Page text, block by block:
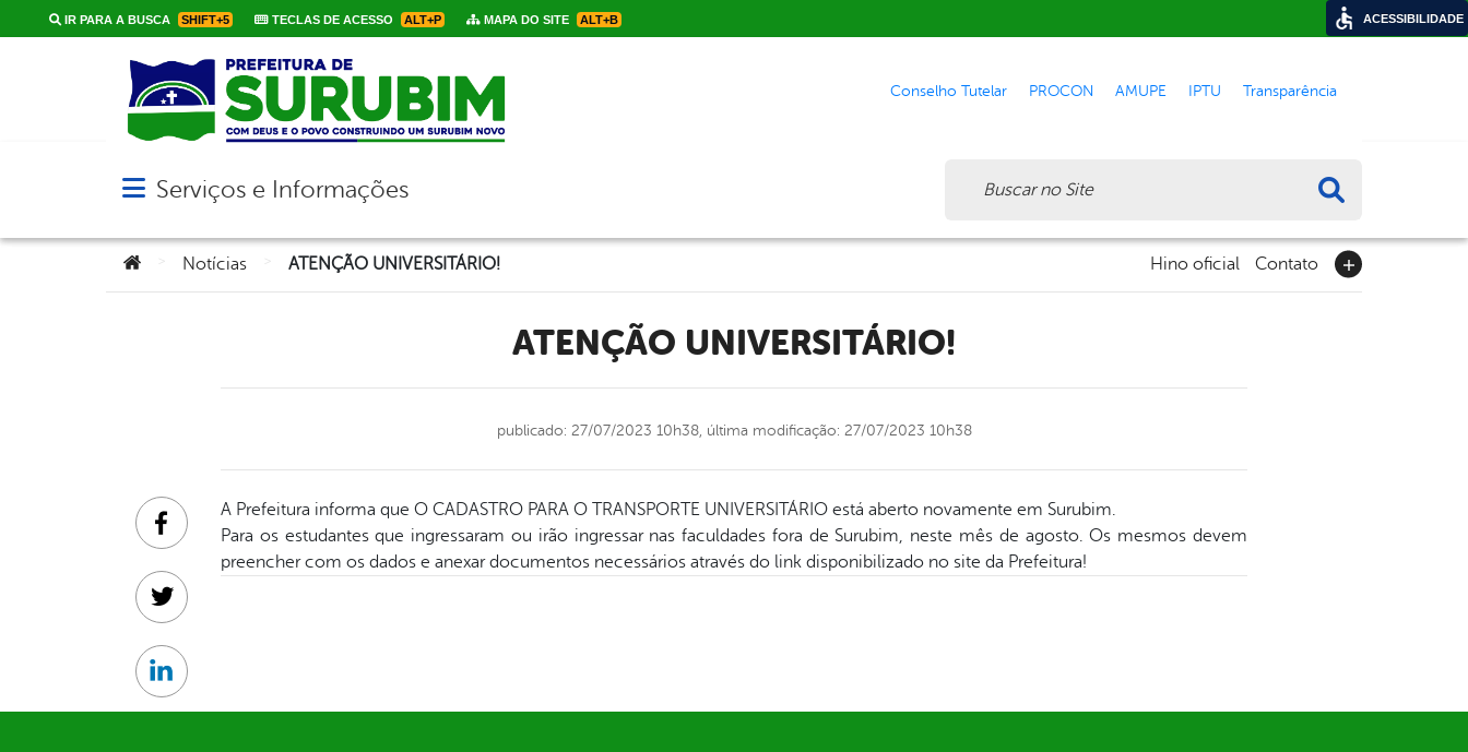
IR PARA A BUSCA SHIFT+5 TECLAS DE ACESSO ALT+P MAPA DO SITE ALT+B
Conselho Tutelar PROCON AMUPE IPTU Transparência
Abrir menu principal de navegação
Serviços e Informações
Você está aqui:
Notícias ATENÇÃO UNIVERSITÁRIO! Hino oficial Contato
ATENÇÃO UNIVERSITÁRIO!
publicado: 27/07/2023 10h38, última modificação: 27/07/2023 10h38
A Prefeitura informa que O CADASTRO PARA O TRANSPORTE UNIVERSITÁRIO está aberto novamente em Surubim.
Para os estudantes que ingressaram ou irão ingressar nas faculdades fora de Surubim, neste mês de agosto. Os mesmos devem
preencher com os dados e anexar documentos necessários através do link disponibilizado no site da Prefeitura!
Facebook
Twitter
Linkedin
ACESSIBILIDADE